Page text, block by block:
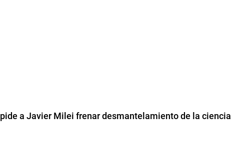
a Javier Milei frenar desmantelamiento de la ciencia